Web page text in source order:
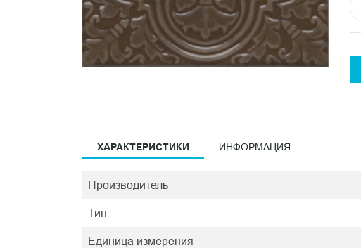
ХАРАКТЕРИСТИКИ ИНФОРМАЦИЯ
Производитель
Тип
Единица измерения